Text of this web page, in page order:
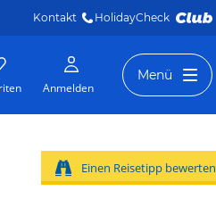
Kontakt HolidayCheck
Anmelden
Menü
Einen Reisetipp bewerten